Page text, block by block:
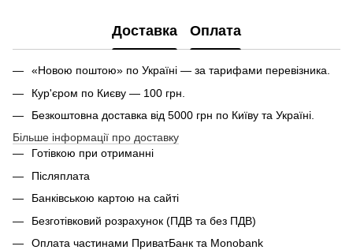
Доставка Оплата
«Новою поштою» по Україні — за тарифами перевізника.
Кур'єром по Києву — 100 грн.
Безкоштовна доставка від 5000 грн по Київу та Україні.
Більше інформації про доставку
Готівкою при отриманні
Післяплата
Банківською картою на сайті
Безготівковий розрахунок (ПДВ та без ПДВ)
Оплата частинами ПриватБанк та Monobank